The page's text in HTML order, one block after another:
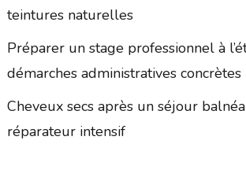
teintures naturelles
Préparer un stage professionnel à
démarches administratives concrètes
Cheveux secs après un séjour
réparateur intensif